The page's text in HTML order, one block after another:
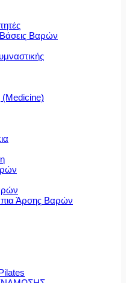
Βαρών
(Medicine)
Άρσης Βαρών